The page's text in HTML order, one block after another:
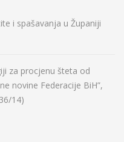
i spašavanja u Županiji
za procjenu šteta od
novine Federacije BiH”,
14)